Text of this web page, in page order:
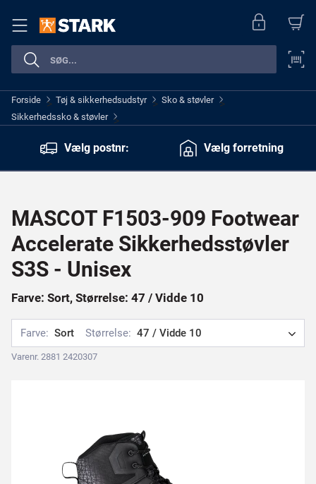
Forside > Tøj & sikkerhedsudstyr > Sko & støvler >
Sikkerhedssko & støvler >
Vælg postnr:
Vælg forretning
MASCOT F1503-909 Footwear
Accelerate Sikkerhedsstøvler
S3S - Unisex
Farve: Sort, Størrelse: 47 / Vidde 10
Farve: Sort Størrelse: 47 / Vidde 10
Varenr. 2881 2420307